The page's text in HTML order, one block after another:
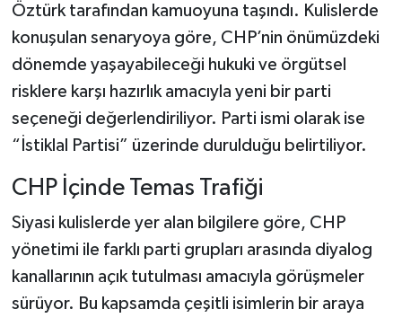
Öztürk tarafından kamuoyuna taşındı. Kulislerde
konuşulan senaryoya göre, CHP’nin önümüzdeki
dönemde yaşayabileceği hukuki ve örgütsel
risklere karşı hazırlık amacıyla yeni bir parti
seçeneği değerlendiriliyor. Parti ismi olarak ise
“İstiklal Partisi” üzerinde durulduğu belirtiliyor.
CHP İçinde Temas Trafiği
Siyasi kulislerde yer alan bilgilere göre, CHP
yönetimi ile farklı parti grupları arasında diyalog
kanallarının açık tutulması amacıyla görüşmeler
sürüyor. Bu kapsamda çeşitli isimlerin bir araya